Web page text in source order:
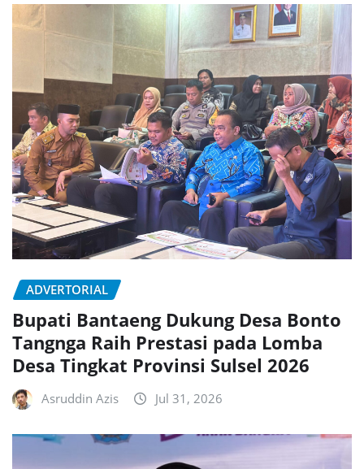
ADVERTORIAL
Bupati Bantaeng Dukung Desa Bonto
Tangnga Raih Prestasi pada Lomba
Desa Tingkat Provinsi Sulsel 2026
Asruddin Azis Jul 31, 2026